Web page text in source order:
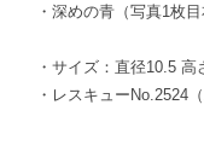
・深めの青（写真1枚
・サイズ：直径10.5 高
・レスキューNo.2524